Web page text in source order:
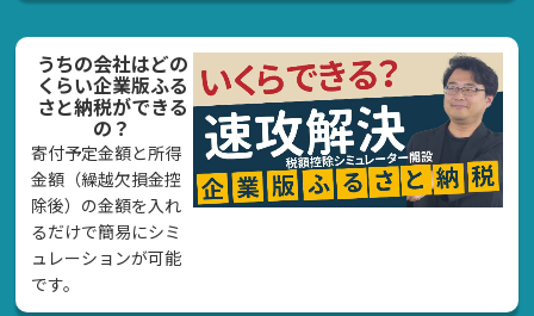
うちの会社はどの
くらい企業版ふる
さと納税ができる
の？
寄付予定金額と所得
金額（繰越欠損金控
除後）の金額を入れ
るだけで簡易にシミ
ュレーションが可能
です。